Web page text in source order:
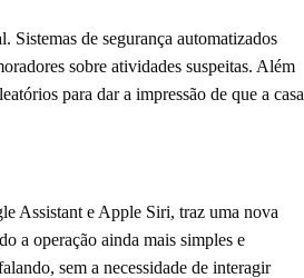
Sistemas de segurança automatizados
sobre atividades suspeitas. Além
para dar a impressão de que a casa
Assistant e Apple Siri, traz uma nova
a operação ainda mais simples e
sem a necessidade de interagir